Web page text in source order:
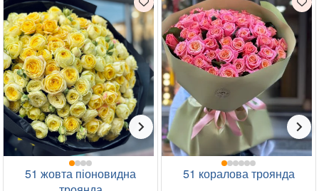
51 жовта піоновидна
51 коралова троянда